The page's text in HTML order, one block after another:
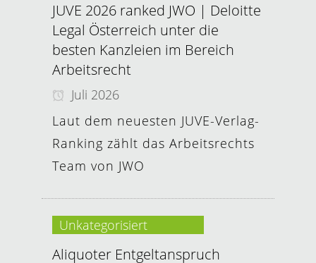
JUVE 2026 ranked JWO | Deloitte
Legal Österreich unter die
besten Kanzleien im Bereich
Arbeitsrecht
Juli 2026
Laut dem neuesten JUVE-Verlag-
Ranking zählt das Arbeitsrechts
Team von JWO
Unkategorisiert
Aliquoter Entgeltanspruch